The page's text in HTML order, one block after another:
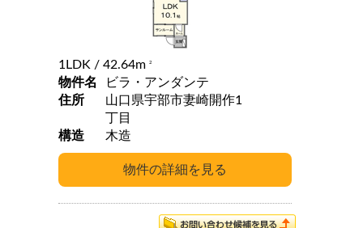
1LDK / 42.64m 2
物件名
ビラ・アンダンテ
住所
山口県宇部市妻崎開作1
丁目
構造
木造